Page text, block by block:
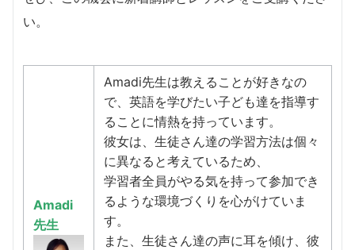
い。
Amadi
先生
Amadi先生は教えることが好きなの
で、英語を学びたい子ども達を指導す
ることに情熱を持っています。
彼女は、生徒さん達の学習方法は個々
に異なると考えているため、
学習者全員がやる気を持って参加でき
るような環境づくりを心がけていま
す。
また、生徒さん達の声に耳を傾け、彼